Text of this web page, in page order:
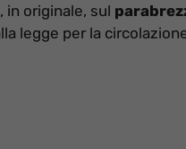
originale, sul
legge per la